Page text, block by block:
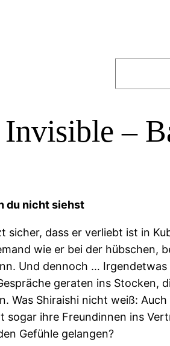
–
du nicht siehst
sicher, dass er verliebt ist in
wie er bei der hübschen,
Und dennoch …
geraten ins Stocken,
Was Shiraishi nicht weiß:
sogar ihre Freundinnen ins
Gefühle gelangen?